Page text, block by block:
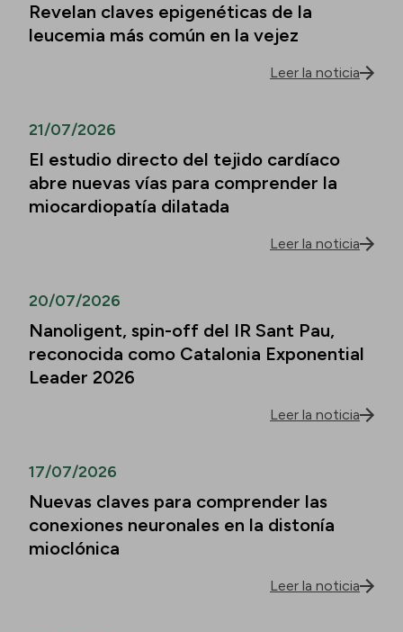
Revelan claves epigenéticas de la
leucemia más común en la vejez
Leer la noticia
21/07/2026
El estudio directo del tejido cardíaco
abre nuevas vías para comprender la
miocardiopatía dilatada
Leer la noticia
20/07/2026
Nanoligent, spin-off del IR Sant Pau,
reconocida como Catalonia Exponential
Leader 2026
Leer la noticia
17/07/2026
Nuevas claves para comprender las
conexiones neuronales en la distonía
mioclónica
Leer la noticia